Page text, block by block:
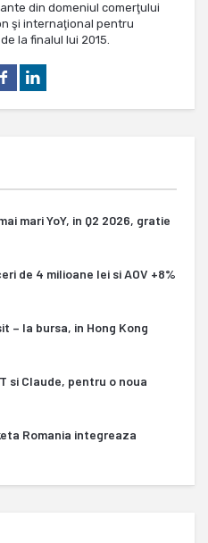
din domeniul comerţului
şi internaţional pentru
la finalul lui 2015.
mari YoY, in Q2 2026, gratie
de 4 milioane lei si AOV +8%
– la bursa, in Hong Kong
si Claude, pentru o noua
Romania integreaza